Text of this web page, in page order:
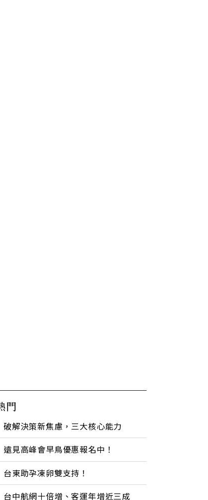
門
破解決策新焦慮，三大核心能力
遠見高峰會早鳥優惠報名中！
台東助孕凍卵雙支持！
台中航網十倍增、客運年增近三成